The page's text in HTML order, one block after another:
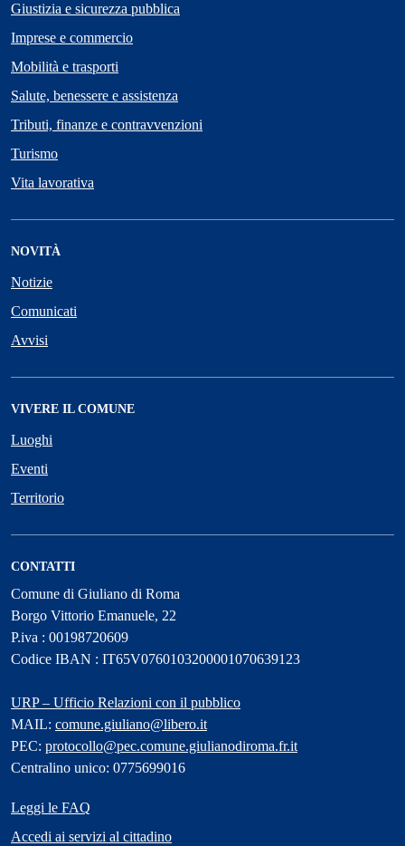
Giustizia e sicurezza pubblica
Imprese e commercio
Mobilità e trasporti
Salute, benessere e assistenza
Tributi, finanze e contravvenzioni
Turismo
Vita lavorativa
NOVITÀ
Notizie
Comunicati
Avvisi
VIVERE IL COMUNE
Luoghi
Eventi
Territorio
CONTATTI
Comune di Giuliano di Roma
Borgo Vittorio Emanuele, 22
P.iva : 00198720609
Codice IBAN : IT65V0760103200001070639123
URP – Ufficio Relazioni con il pubblico
MAIL: comune.giuliano@libero.it
PEC: protocollo@pec.comune.giulianodiroma.fr.it
Centralino unico: 0775699016
Leggi le FAQ
Accedi ai servizi al cittadino